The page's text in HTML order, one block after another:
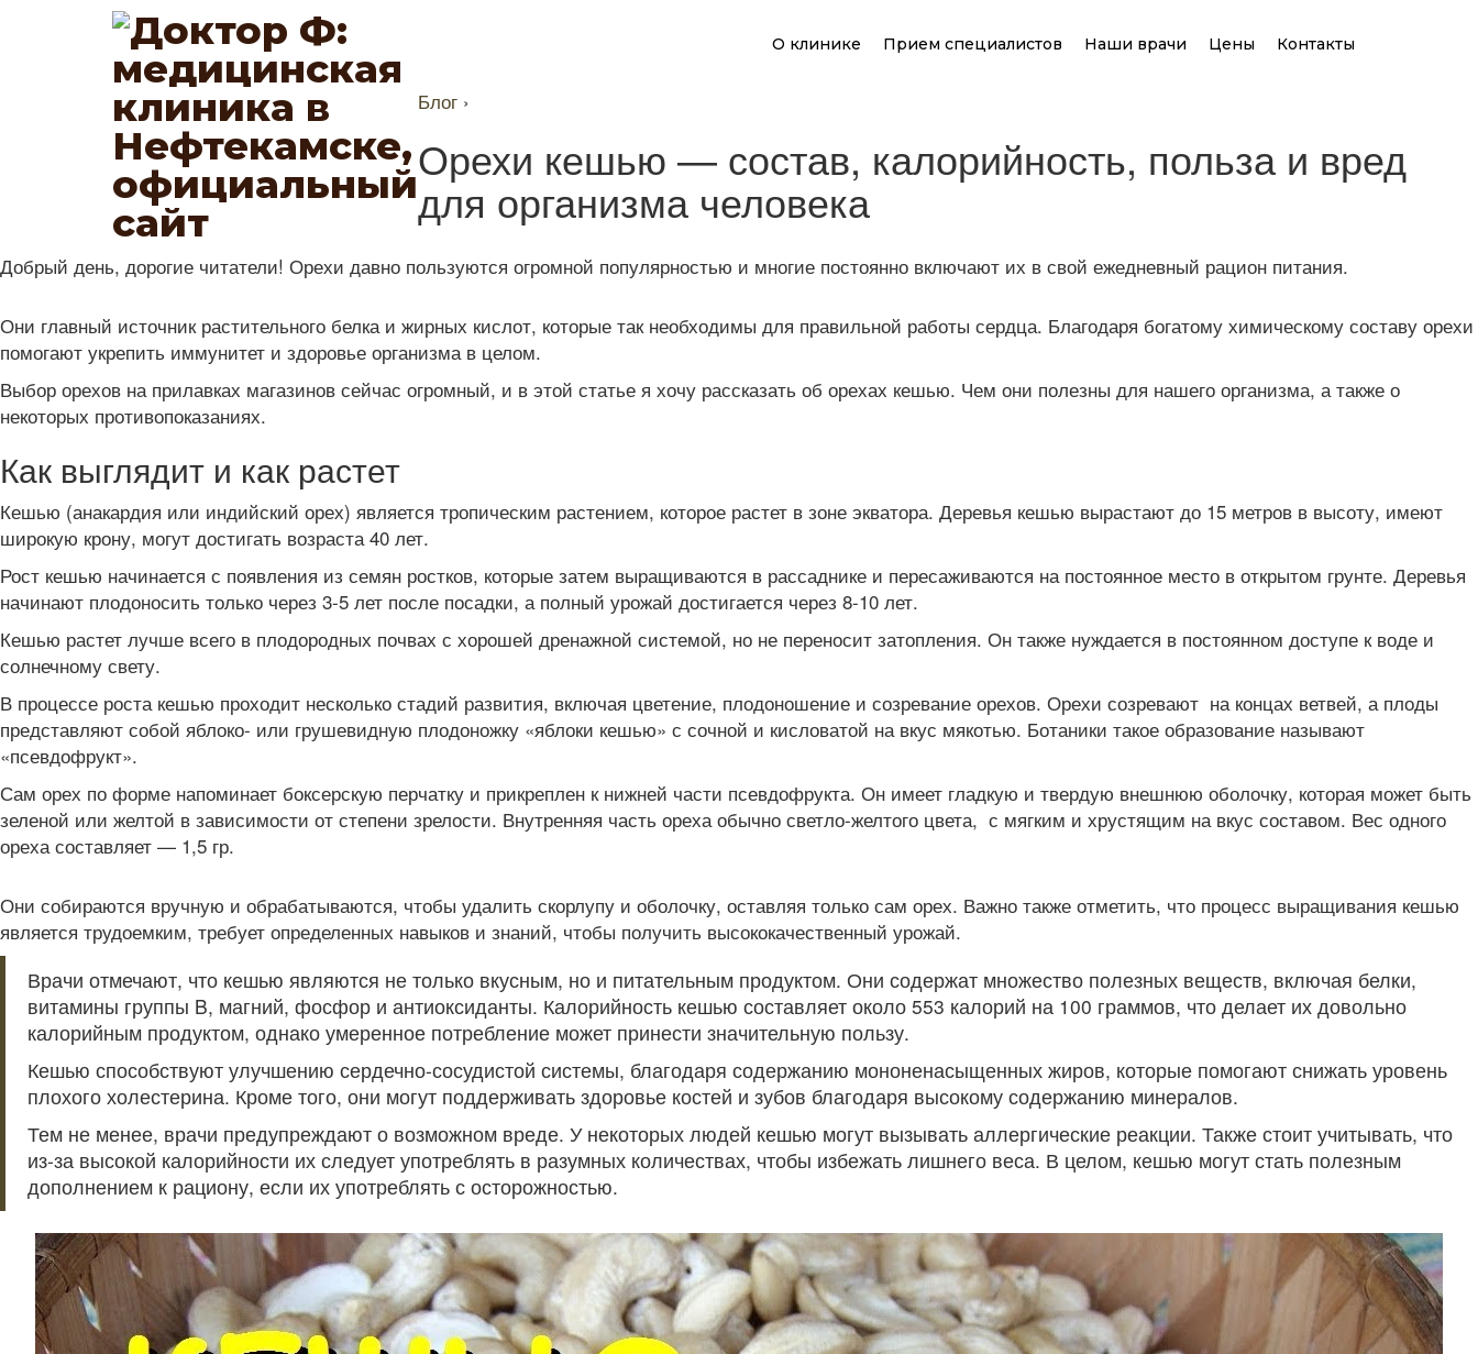
О клинике Прием специалистов Наши врачи Цены Контакты
Блог ›
Орехи кешью — состав, калорийность, польза и вред
для организма человека
Добрый день, дорогие читатели! Орехи давно пользуются огромной популярностью и многие постоянно включают их в свой ежедневный рацион питания.
Они главный источник растительного белка и жирных кислот, которые так необходимы для правильной работы сердца. Благодаря богатому химическому составу орехи
помогают укрепить иммунитет и здоровье организма в целом.
Выбор орехов на прилавках магазинов сейчас огромный, и в этой статье я хочу рассказать об орехах кешью. Чем они полезны для нашего организма, а также о
некоторых противопоказаниях.
Как выглядит и как растет
Кешью (анакардия или индийский орех) является тропическим растением, которое растет в зоне экватора. Деревья кешью вырастают до 15 метров в высоту, имеют
широкую крону, могут достигать возраста 40 лет.
Рост кешью начинается с появления из семян ростков, которые затем выращиваются в рассаднике и пересаживаются на постоянное место в открытом грунте. Деревья
начинают плодоносить только через 3-5 лет после посадки, а полный урожай достигается через 8-10 лет.
Кешью растет лучше всего в плодородных почвах с хорошей дренажной системой, но не переносит затопления. Он также нуждается в постоянном доступе к воде и
солнечному свету.
В процессе роста кешью проходит несколько стадий развития, включая цветение, плодоношение и созревание орехов. Орехи созревают на концах ветвей, а плоды
представляют собой яблоко- или грушевидную плодоножку «яблоки кешью» с сочной и кисловатой на вкус мякотью. Ботаники такое образование называют
«псевдофрукт».
Сам орех по форме напоминает боксерскую перчатку и прикреплен к нижней части псевдофрукта. Он имеет гладкую и твердую внешнюю оболочку, которая может быть
зеленой или желтой в зависимости от степени зрелости. Внутренняя часть ореха обычно светло-желтого цвета, с мягким и хрустящим на вкус составом. Вес одного
ореха составляет — 1,5 гр.
Они собираются вручную и обрабатываются, чтобы удалить скорлупу и оболочку, оставляя только сам орех. Важно также отметить, что процесс выращивания кешью
является трудоемким, требует определенных навыков и знаний, чтобы получить высококачественный урожай.
Врачи отмечают, что кешью являются не только вкусным, но и питательным продуктом. Они содержат множество полезных веществ, включая белки,
витамины группы B, магний, фосфор и антиоксиданты. Калорийность кешью составляет около 553 калорий на 100 граммов, что делает их довольно
калорийным продуктом, однако умеренное потребление может принести значительную пользу.
Кешью способствуют улучшению сердечно-сосудистой системы, благодаря содержанию мононенасыщенных жиров, которые помогают снижать уровень
плохого холестерина. Кроме того, они могут поддерживать здоровье костей и зубов благодаря высокому содержанию минералов.
Тем не менее, врачи предупреждают о возможном вреде. У некоторых людей кешью могут вызывать аллергические реакции. Также стоит учитывать, что
из-за высокой калорийности их следует употреблять в разумных количествах, чтобы избежать лишнего веса. В целом, кешью могут стать полезным
дополнением к рациону, если их употреблять с осторожностью.